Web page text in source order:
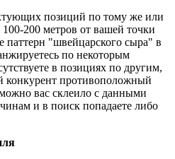
позиций по тому же или
100-200 метров от вашей точки
паттерн "швейцарского сыра" в
по некоторым
в позициях по другим,
конкурент противоположный
вас склеило с данными
и в поиск попадаете либо